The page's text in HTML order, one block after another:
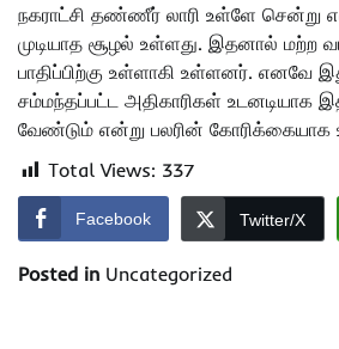
நகராட்சி தண்ணீர் லாரி உள்ளே சென்று
முடியாத சூழல் உள்ளது. இதனால் மற்ற
பாதிப்பிற்கு உள்ளாகி உள்ளனர். எனவே
சம்மந்தப்பட்ட அதிகாரிகள் உடனடியாக
வேண்டும் என்று பலரின் கோரிக்கையாக
Total Views: 337
Facebook Twitter/X
Posted in Uncategorized